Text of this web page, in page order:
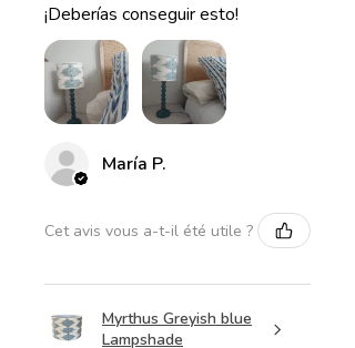
¡Deberías conseguir esto!
María P.
Cet avis vous a-t-il été utile ?
Myrthus Greyish blue
Lampshade